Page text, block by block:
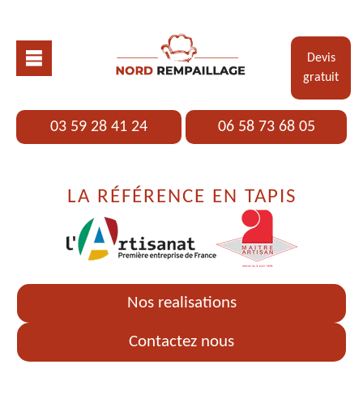
Devis
gratuit
03 59 28 41 24 06 58 73 68 05
LA RÉFÉRENCE EN TAPIS
Nos realisations
Contactez nous